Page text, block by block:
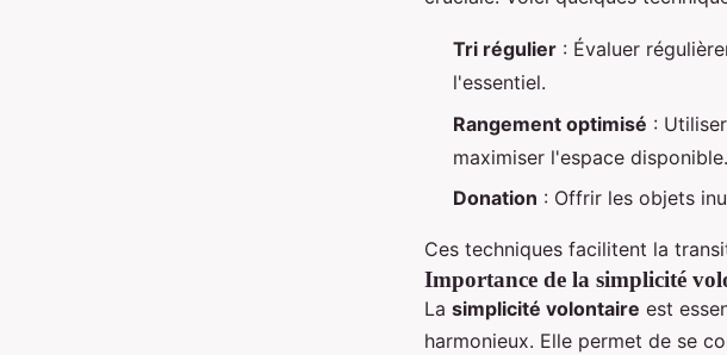
Tri régulier : Évaluer
l'essentiel.
Rangement optimisé :
maximiser l'espace disponible.
Donation : Offrir les objets
Ces techniques facilitent la
Importance de la simplicité
La simplicité volontaire est
harmonieux. Elle permet de se